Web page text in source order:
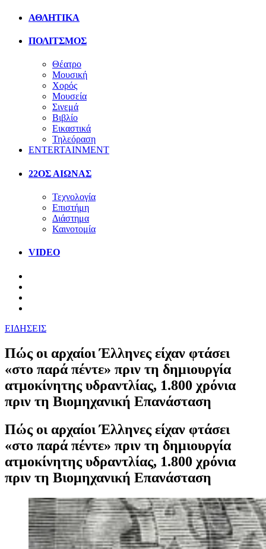
ΑΘΛΗΤΙΚΑ
ΠΟΛΙΤΣΜΟΣ
Θέατρο
Μουσική
Χορός
Μουσεία
Σινεμά
Βιβλίο
Εικαστικά
Τηλεόραση
ENTERTAINMENT
22ΟΣ ΑΙΩΝΑΣ
Τεχνολογία
Επιστήμη
Διάστημα
Καινοτομία
VIDEO
ΕΙΔΗΣΕΙΣ
Πώς οι αρχαίοι Έλληνες είχαν φτάσει
«στο παρά πέντε» πριν τη δημιουργία
ατμοκίνητης υδραντλίας, 1.800 χρόνια
πριν τη Βιομηχανική Επανάσταση
Πώς οι αρχαίοι Έλληνες είχαν φτάσει
«στο παρά πέντε» πριν τη δημιουργία
ατμοκίνητης υδραντλίας, 1.800 χρόνια
πριν τη Βιομηχανική Επανάσταση